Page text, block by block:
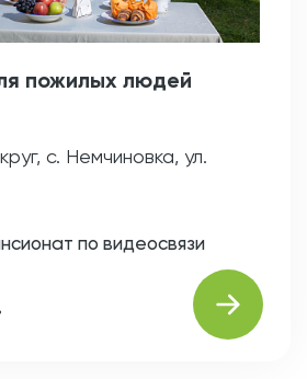
пожилых людей
с. Немчиновка, ул.
по видеосвязи